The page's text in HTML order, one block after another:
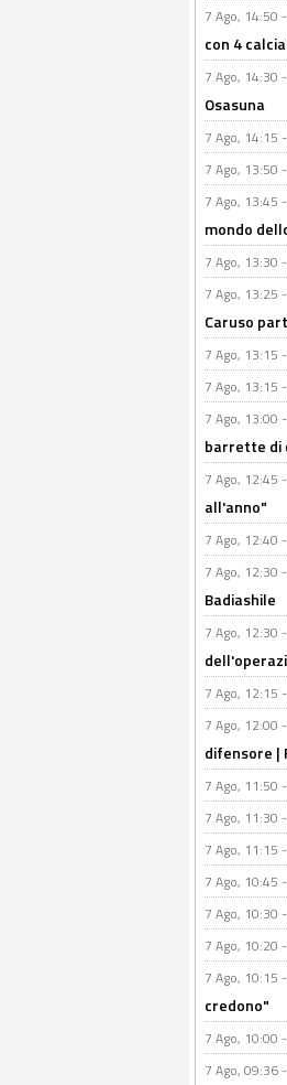
7 Ago, 14:50 -
con 4
7 Ago, 14:30 -
Osasuna
7 Ago, 14:15 -
7 Ago, 13:50 -
7 Ago, 13:45 -
mondo
7 Ago, 13:30 -
7 Ago, 13:25 -
Caruso
7 Ago, 13:15 -
7 Ago, 13:15 -
7 Ago, 13:00 -
barrette di
7 Ago, 12:45 -
all'anno"
7 Ago, 12:40 -
7 Ago, 12:30 -
Badiashile
7 Ago, 12:30 -
7 Ago, 12:15 -
7 Ago, 12:00 -
difensore |
7 Ago, 11:50 -
7 Ago, 11:30 -
7 Ago, 11:15 -
7 Ago, 10:45 -
7 Ago, 10:30 -
7 Ago, 10:20 -
7 Ago, 10:15 -
credono"
7 Ago, 10:00 -
7 Ago, 09:36 -